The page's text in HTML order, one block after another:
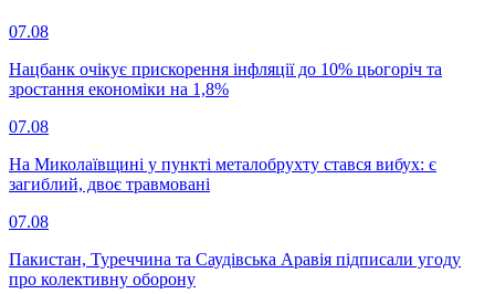
07.08
Нацбанк очікує прискорення інфляції до 10% цьогоріч та
зростання економіки на 1,8%
07.08
На Миколаївщині у пункті металобрухту стався вибух: є
загиблий, двоє травмовані
07.08
Пакистан, Туреччина та Саудівська Аравія підписали угоду
про колективну оборону